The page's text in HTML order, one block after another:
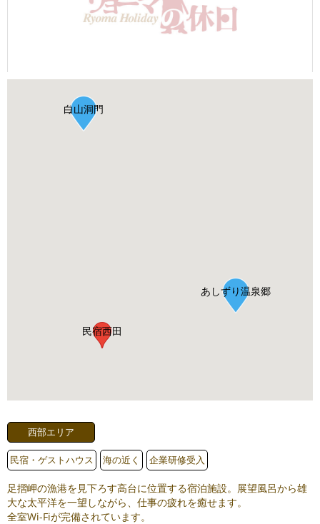
民宿西田
足摺岬
あしずり温泉郷
白山洞門
西部エリア
民宿・ゲストハウス 海の近く 企業研修受入
足摺岬の漁港を見下ろす高台に位置する宿泊施設。展望風呂から雄
大な太平洋を一望しながら、仕事の疲れを癒せます。
全室Wi-Fiが完備されています。